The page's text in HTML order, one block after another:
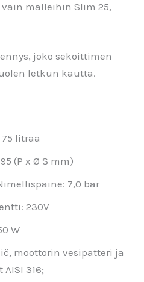
malleihin Slim 25,
joko sekoittimen
letkun kautta.
litraa
(P x Ø S mm)
7,0 bar
230V
W
moottorin vesipatteri ja
316;